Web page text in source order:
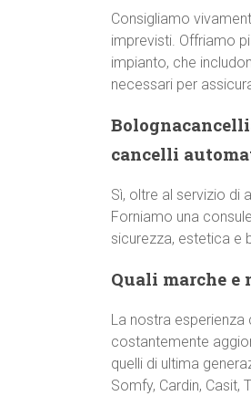
Consigliamo
imprevisti. Offriamo
impianto, che
necessari per
cancelli
Sì, oltre al servizio di
Forniamo una
sicurezza, estetica e
Quali marche
La nostra
costantemente
quelli di ultima
Somfy, Cardin, Casit,